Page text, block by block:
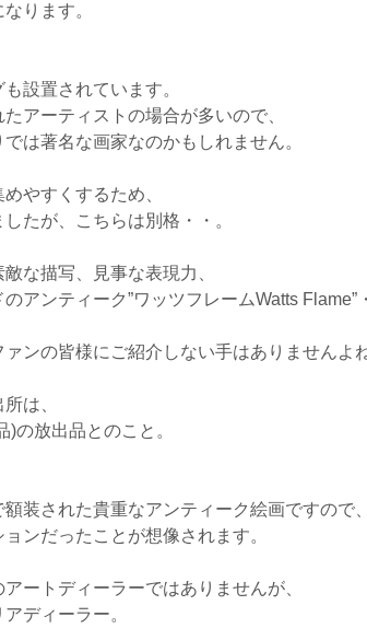
ります。
設置されています。
アーティストの場合が多いので、
は著名な画家なのかもしれません。
やすくするため、
たが、こちらは別格・・。
な描写、見事な表現力、
アンティーク”ワッツフレームWatts Flame”
ンの皆様にご紹介しない手はありませんよ
は、
の放出品とのこと。
装された貴重なアンティーク絵画ですので
ンだったことが想像されます。
ートディーラーではありませんが、
ディーラー。